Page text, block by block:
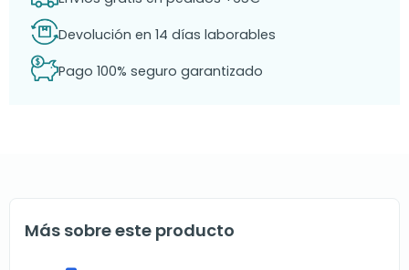
Devolución en 14 días laborables
Pago 100% seguro garantizado
Más sobre este producto